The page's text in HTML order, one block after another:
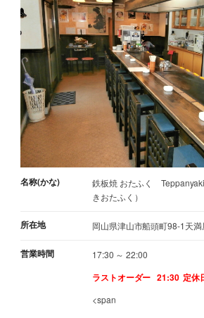
名称(かな)
鉄板焼 おたふく
きおたふく）
所在地 岡山県津山市船頭町98-1天
営業時間 17:30 ～ 22:00
ラストオーダー 21:30 定休
<span